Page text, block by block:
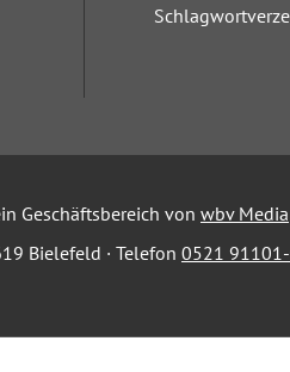
Geschäftsbereich von wbv Media
Bielefeld · Telefon 0521